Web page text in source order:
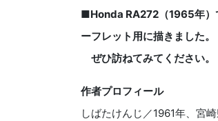
■Honda RA272（1965年）
ーフレット用に描きました。
ぜひ訪ねてみてください。
作者プロフィール
しばたけんじ／1961年、宮